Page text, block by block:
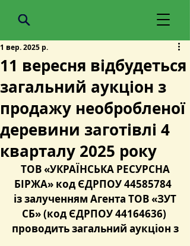
11 вересня відбудеться
загальний аукціон з
продажу необробленої
деревини заготівлі 4
кварталу 2025 року
1 вер. 2025 р.
ТОВ «УКРАЇНСЬКА РЕСУРСНА
БІРЖА» код ЄДРПОУ 44585784
із залученням Агента ТОВ «ЗУТ
СБ» (код ЄДРПОУ 44164636)
проводить загальний аукціон з